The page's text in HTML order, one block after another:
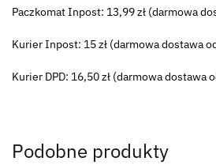
Paczkomat Inpost: 13,99 zł (darmowa
Kurier Inpost: 15 zł (darmowa dostawa
Kurier DPD: 16,50 zł (darmowa dostawa
Podobne produkty